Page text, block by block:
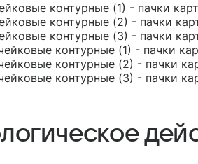
контурные (1) - пачки
контурные (2) - пачки
контурные (3) - пачки
контурные (1) - пачки
контурные (2) - пачки
контурные (3) - пачки